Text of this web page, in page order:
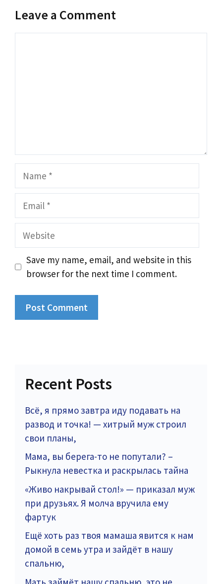
Leave a Comment
Name
Email
Website
Save my name, email, and website in this
browser for the next time I comment.
Recent Posts
Всё, я прямо завтра иду подавать на
развод и точка! — хитрый муж строил
свои планы,
Мама, вы берега-то не попутали? –
Рыкнула невестка и раскрылась тайна
«Живо накрывай стол!» — приказал муж
при друзьях. Я молча вручила ему
фартук
Ещё хоть раз твоя мамаша явится к нам
домой в семь утра и зайдёт в нашу
спальню,